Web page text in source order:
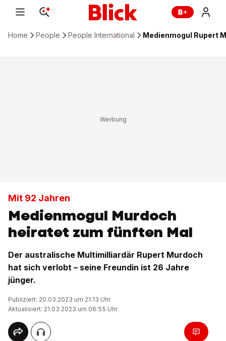
Home People People International Medienmogul Rupert
Mit 92 Jahren
Medienmogul Murdoch
heiratet zum fünften Mal
Der australische Multimilliardär Rupert Murdoch
hat sich verlobt – seine Freundin ist 26 Jahre
jünger.
Publiziert: 20.03.2023 um 21:13 Uhr
Aktualisiert: 21.03.2023 um 06:55 Uhr